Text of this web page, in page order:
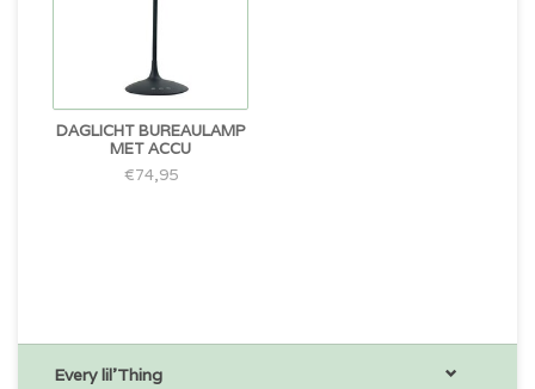
DAGLICHT BUREAULAMP
MET ACCU
€74,95
Every lil'Thing